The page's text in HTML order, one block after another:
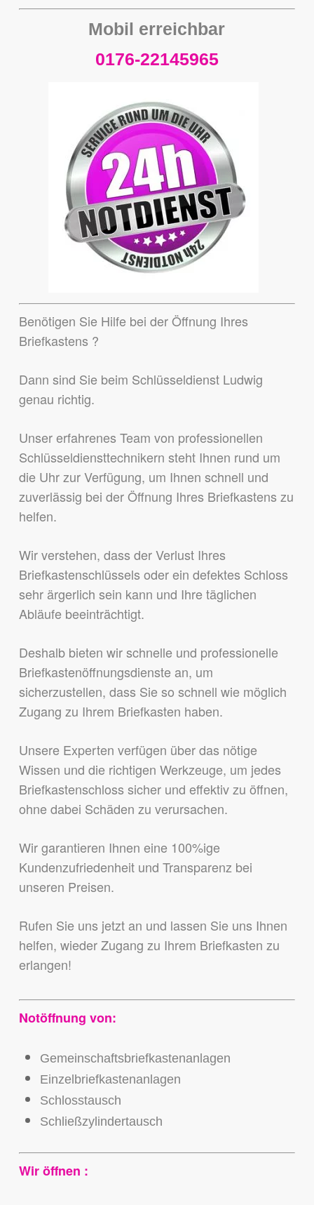
Mobil erreichbar
0176-22145965
Benötigen Sie Hilfe bei der Öffnung Ihres
Briefkastens ?
Dann sind Sie beim Schlüsseldienst Ludwig
genau richtig.
Unser erfahrenes Team von professionellen
Schlüsseldiensttechnikern steht Ihnen rund um
die Uhr zur Verfügung, um Ihnen schnell und
zuverlässig bei der Öffnung Ihres Briefkastens zu
helfen.
Wir verstehen, dass der Verlust Ihres
Briefkastenschlüssels oder ein defektes Schloss
sehr ärgerlich sein kann und Ihre täglichen
Abläufe beeinträchtigt.
Deshalb bieten wir schnelle und professionelle
Briefkastenöffnungsdienste an, um
sicherzustellen, dass Sie so schnell wie möglich
Zugang zu Ihrem Briefkasten haben.
Unsere Experten verfügen über das nötige
Wissen und die richtigen Werkzeuge, um jedes
Briefkastenschloss sicher und effektiv zu öffnen,
ohne dabei Schäden zu verursachen.
Wir garantieren Ihnen eine 100%ige
Kundenzufriedenheit und Transparenz bei
unseren Preisen.
Rufen Sie uns jetzt an und lassen Sie uns Ihnen
helfen, wieder Zugang zu Ihrem Briefkasten zu
erlangen!
Notöffnung von:
Gemeinschaftsbriefkastenanlagen
Einzelbriefkastenanlagen
Schlosstausch
Schließzylindertausch
Wir öffnen :